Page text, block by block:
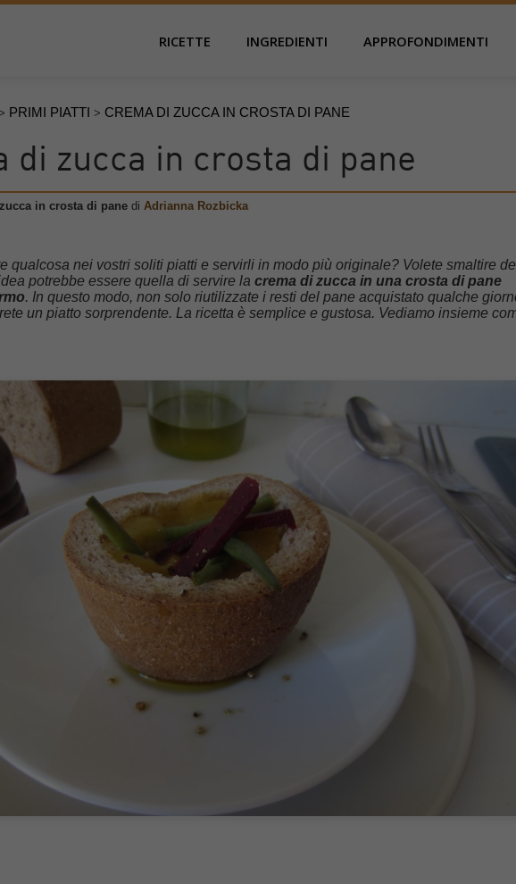
RICETTE INGREDIENTI APPROFONDIMENTI
PRIMI PIATTI > CREMA DI ZUCCA IN CROSTA DI PANE
di zucca in crosta di pane
in crosta di pane di Adrianna Rozbicka
qualcosa nei vostri soliti piatti e servirli in modo più originale? Volete smaltire
potrebbe essere quella di servire la crema di zucca in una crosta di pane
. In questo modo, non solo riutilizzate i resti del pane acquistato qualche
un piatto sorprendente. La ricetta è semplice e gustosa. Vediamo insieme